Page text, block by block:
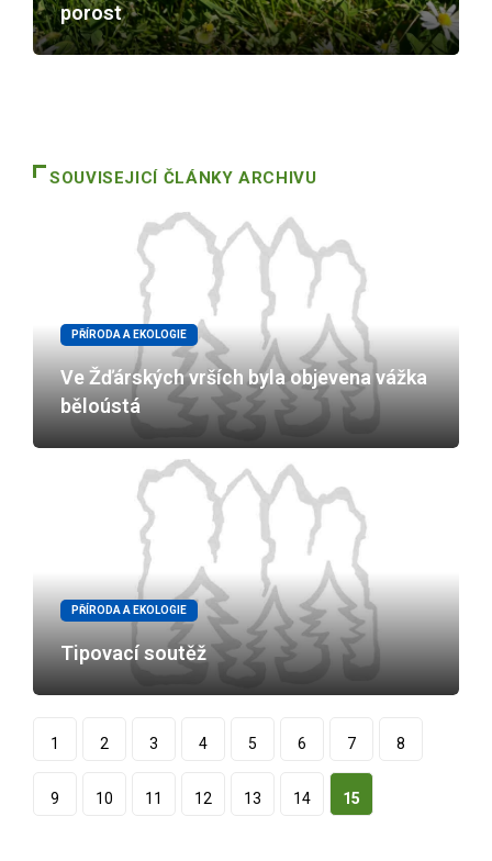
porost
SOUVISEJICÍ ČLÁNKY ARCHIVU
PŘÍRODA A EKOLOGIE
Ve Žďárských vrších byla objevena vážka
běloústá
PŘÍRODA A EKOLOGIE
Tipovací soutěž
1 2 3 4 5 6 7 8
9 10 11 12 13 14 15